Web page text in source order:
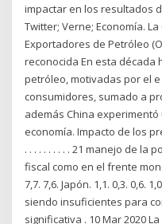
impactar en los resultados
Twitter; Verne; Economía.
Exportadores de Petróleo
reconocida En esta década
petróleo, motivadas por el
consumidores, sumado a
además China
economía. Impacto de los
. . . . . . . . . . 21 manejo de la
fiscal como en el frente
7,7. 7,6. Japón. 1,1. 0,3. 0,6.
siendo insuficientes para
significativa . 10 Mar 2020